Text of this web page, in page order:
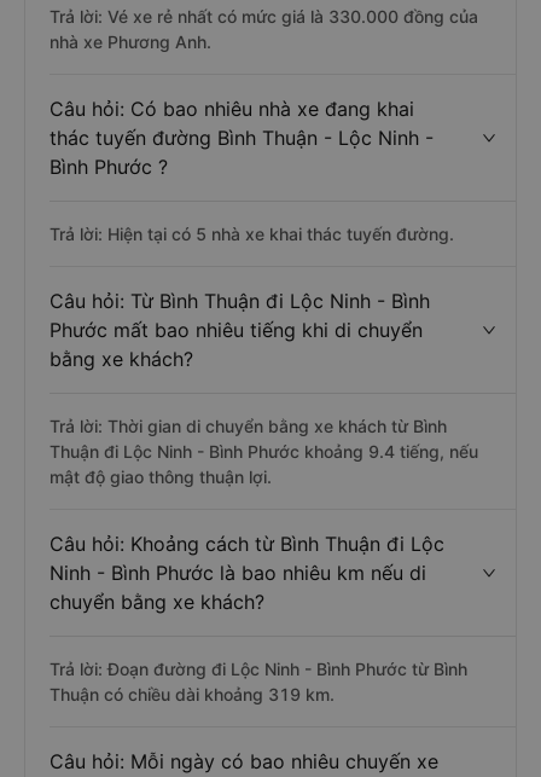
Trả lời: Vé xe rẻ nhất có mức giá là 330.000 đồng của
nhà xe Phương Anh.
Câu hỏi: Có bao nhiêu nhà xe đang khai
thác tuyến đường Bình Thuận - Lộc Ninh -
Bình Phước ?
Trả lời: Hiện tại có 5 nhà xe khai thác tuyến đường.
Câu hỏi: Từ Bình Thuận đi Lộc Ninh - Bình
Phước mất bao nhiêu tiếng khi di chuyển
bằng xe khách?
Trả lời: Thời gian di chuyển bằng xe khách từ Bình
Thuận đi Lộc Ninh - Bình Phước khoảng 9.4 tiếng, nếu
mật độ giao thông thuận lợi.
Câu hỏi: Khoảng cách từ Bình Thuận đi Lộc
Ninh - Bình Phước là bao nhiêu km nếu di
chuyển bằng xe khách?
Trả lời: Đoạn đường đi Lộc Ninh - Bình Phước từ Bình
Thuận có chiều dài khoảng 319 km.
Câu hỏi: Mỗi ngày có bao nhiêu chuyến xe